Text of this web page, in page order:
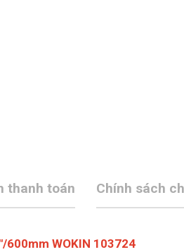
thanh toán Chính sách
600mm WOKIN 103724